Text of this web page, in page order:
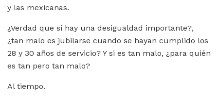
y las mexicanas.
¿Verdad que si hay una desigualdad importante?,
¿tan malo es jubilarse cuando se hayan cumplido los
28 y 30 años de servicio? Y si es tan malo, ¿para quién
es tan pero tan malo?
Al tiempo.